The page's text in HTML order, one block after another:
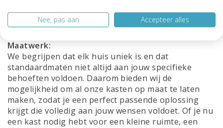
zijdeglans gespoten en wij werken alleen maar met
duurzame hoogwaardige materialen.
Maatwerk:
We begrijpen dat elk huis uniek is en dat
standaardmaten niet altijd aan jouw specifieke
behoeften voldoen. Daarom bieden wij de
mogelijkheid om al onze kasten op maat te laten
maken, zodat je een perfect passende oplossing
krijgt die volledig aan jouw wensen voldoet. Of je nu
een kast nodig hebt voor een kleine ruimte, een
Nee, pas aan Accepteer alles